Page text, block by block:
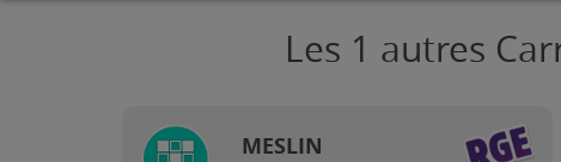
Les 1 autres
MESLIN